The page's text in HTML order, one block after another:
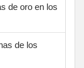
de oro en los
de los